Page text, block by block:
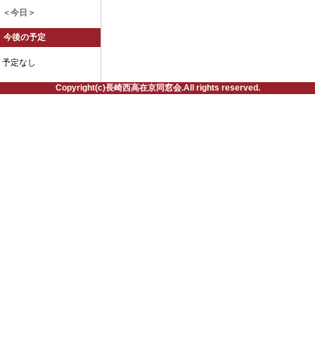
＜今日＞
今後の予定
予定なし
Copyright(c)長崎西高在京同窓会.All rights reserved.